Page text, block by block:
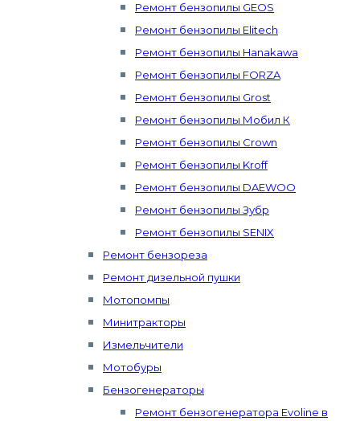
Ремонт бензопилы GEOS
Ремонт бензопилы Elitech
Ремонт бензопилы Hanakawa
Ремонт бензопилы FORZA
Ремонт бензопилы Grost
Ремонт бензопилы Мобил К
Ремонт бензопилы Crown
Ремонт бензопилы Kroff
Ремонт бензопилы DAEWOO
Ремонт бензопилы Зубр
Ремонт бензопилы SENIX
Ремонт бензореза
Ремонт дизельной пушки
Мотопомпы
Минитракторы
Измельчители
Мотобуры
Бензогенераторы
Ремонт бензогенератора Evoline в